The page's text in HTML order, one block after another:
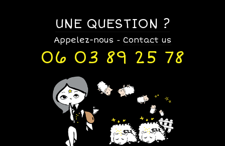
UNE QUESTION ?
Appelez-nous - Contact us
06 03 89 25 78